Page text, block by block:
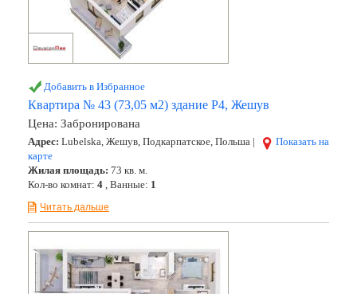
Добавить в Избранное
Квартира № 43 (73,05 м2) здание Р4, Жешув
Цена: Забронирована
Адрес: Lubelska, Жешув, Подкарпатское, Польша |
Показать на
карте
Жилая площадь: 73 кв. м.
Кол-во комнат: 4 , Ванные: 1
Читать дальше